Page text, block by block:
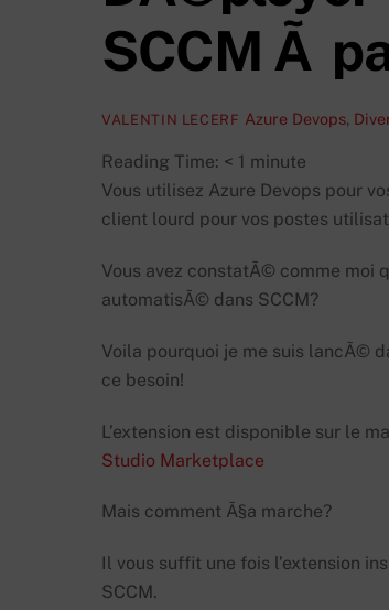
SCCM Ã
VALENTIN LECERF Azure Devops,
Reading Time: < 1 minute
Vous utilisez Azure Devops pour
client lourd pour vos postes
Vous avez constatÃ© comme moi
automatisÃ© dans SCCM?
Voila pourquoi je me suis lancÃ©
ce besoin!
L’extension est disponible sur le
Studio Marketplace
Mais comment Ã§a marche?
Il vous suffit une fois l’extension
SCCM.